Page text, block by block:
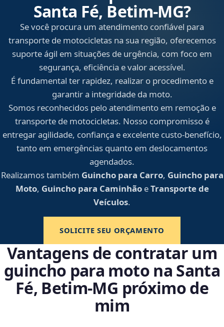
Santa Fé, Betim‑MG?
Se você procura um atendimento confiável para
transporte de motocicletas na sua região, oferecemos
suporte ágil em situações de urgência, com foco em
segurança, eficiência e valor acessível.
É fundamental ter rapidez, realizar o procedimento e
garantir a integridade da moto.
Somos reconhecidos pelo atendimento em remoção e
transporte de motocicletas. Nosso compromisso é
entregar agilidade, confiança e excelente custo-benefício,
tanto em emergências quanto em deslocamentos
agendados.
Realizamos também Guincho para Carro, Guincho para
Moto, Guincho para CaminhãoeTransporte de
Veículos.
SOLICITE SEU ORÇAMENTO
Vantagens de contratar um
guincho para moto na Santa
Fé, Betim‑MG próximo de
mim